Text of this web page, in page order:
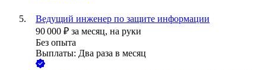
Ведущий инженер по защите информации
90 000 ₽ за месяц, на руки
Без опыта
Выплаты: Два раза в месяц